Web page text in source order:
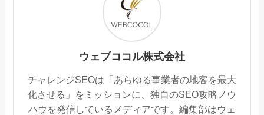
ウェブココル株式会社
チャレンジSEOは「あらゆる事業者の地客を最大
化させる」をミッションに、独自のSEO攻略ノウ
ハウを発信しているメディアです。編集部はウェ